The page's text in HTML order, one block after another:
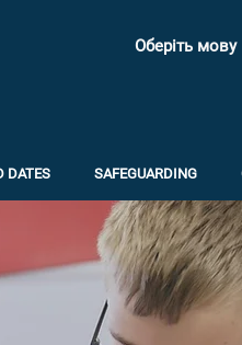
Оберіть мову
DATES SAFEGUARDING